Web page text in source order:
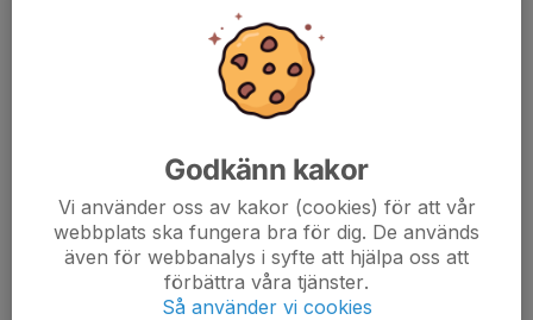
● Ta bilder på det du hittar.
● Sortera skräpet och ta det till återvinningscentralen.
Fiskestädarna och oss (#Fjällorna)
● Bland de som den 14/6 laddar upp bilder och taggar
oss #Fjällorna kommer vi lotta ut profilprodukter.
Läs mer om aktiviteten på nedan länk.
Godkänn kakor
Vi använder oss av kakor (cookies) för att vår
webbplats ska fungera bra för dig. De används
även för webbanalys i syfte att hjälpa oss att
förbättra våra tjänster.
Så använder vi cookies